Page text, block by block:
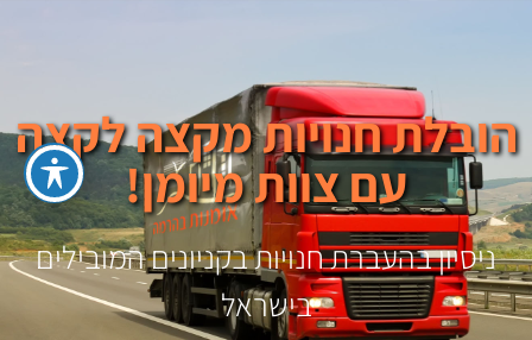
הובלת חנויות מקצה לקצה
עם צוות מיומן!
ניסיון בהעברת חנויות בקניונים המובילים
בישראל